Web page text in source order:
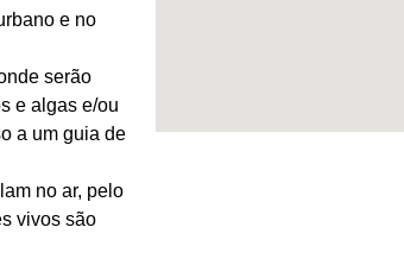
e no
serão
e algas e/ou
a um guia de
no ar, pelo
vivos são